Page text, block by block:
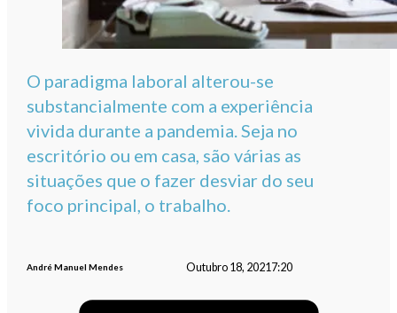
O paradigma laboral alterou-se
substancialmente com a experiência
vivida durante a pandemia. Seja no
escritório ou em casa, são várias as
situações que o fazer desviar do seu
foco principal, o trabalho.
André Manuel Mendes Outubro 18, 2021 7:20